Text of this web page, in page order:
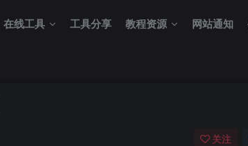
在线工具 工具分享 教程资源 网站通知
关注